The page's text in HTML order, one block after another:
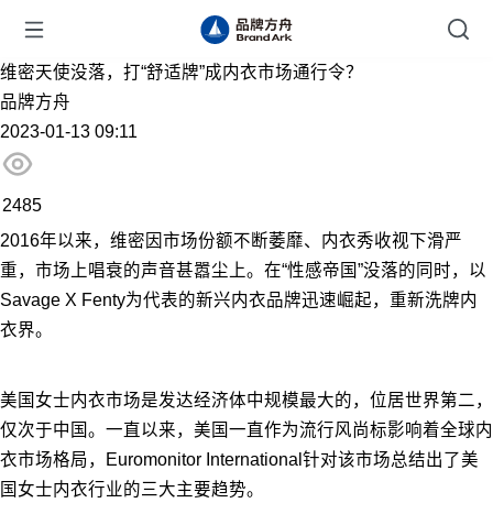
维密天使没落，打“舒适牌”成内衣市场通行令？
品牌方舟
2023-01-13 09:11
2485
2016年以来，维密因市场份额不断萎靡、内衣秀收视下滑严
重，市场上唱衰的声音甚嚣尘上。在“性感帝国”没落的同时，以
Savage X Fenty为代表的新兴内衣品牌迅速崛起，重新洗牌内
衣界。
美国女士内衣市场是发达经济体中规模最大的，位居世界第二，
仅次于中国。一直以来，美国一直作为流行风尚标影响着全球内
衣市场格局，Euromonitor International针对该市场总结出了美
国女士内衣行业的三大主要趋势。